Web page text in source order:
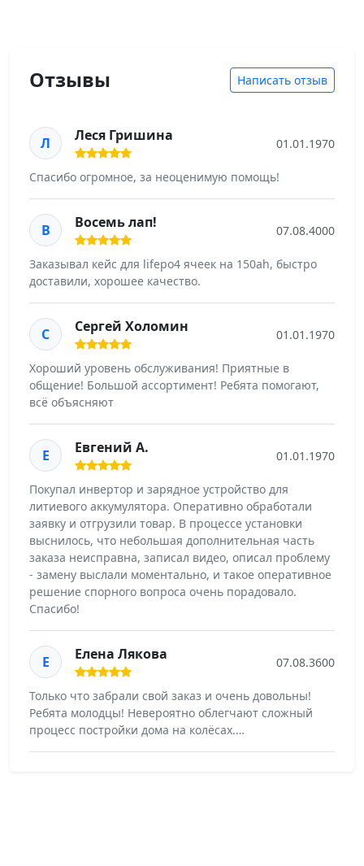
Отзывы Написать отзыв
Л Леся Гришина 01.01.1970
Спасибо огромное, за неоценимую помощь!
В Восемь лап! 07.08.4000
Заказывал кейс для lifepo4 ячеек на 150ah, быстро
доставили, хорошее качество.
С Сергей Холомин 01.01.1970
Хороший уровень обслуживания! Приятные в
общение! Большой ассортимент! Ребята помогают,
всё объясняют
Е Евгений А. 01.01.1970
Покупал инвертор и зарядное устройство для
литиевого аккумулятора. Оперативно обработали
заявку и отгрузили товар. В процессе установки
выснилось, что небольшая дополнительная часть
заказа неисправна, записал видео, описал проблему
- замену выслали моментально, и такое оперативное
решение спорного вопроса очень порадовало.
Спасибо!
Е Елена Лякова 07.08.3600
Только что забрали свой заказ и очень довольны!
Ребята молодцы! Невероятно облегчают сложный
процесс постройки дома на колёсах.…